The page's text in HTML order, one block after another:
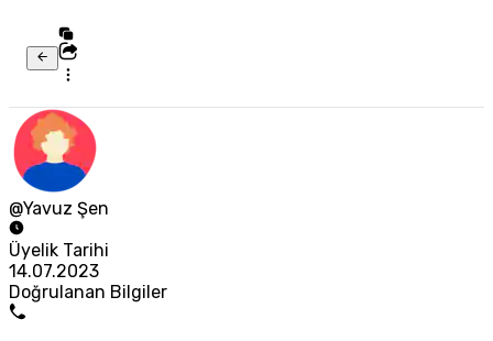
@Yavuz Şen
Üyelik Tarihi
14.07.2023
Doğrulanan Bilgiler